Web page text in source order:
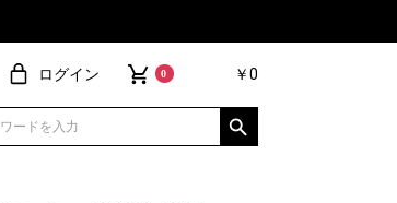
ログイン 0 ￥0